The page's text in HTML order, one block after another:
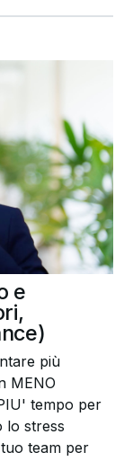
e
più
MENO
tempo per
lo stress
team per